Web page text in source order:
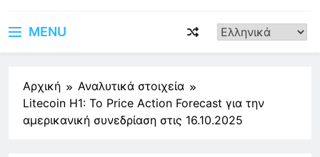
MENU
Αρχική
Αναλυτικά στοιχεία
Litecoin H1: Το Price Action Forecast για την
αμερικανική συνεδρίαση στις 16.10.2025